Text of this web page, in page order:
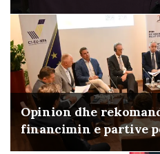
Opinion dhe
financimin e partive